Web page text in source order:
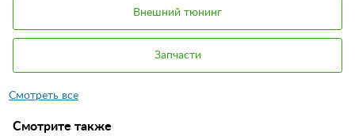
Внешний тюнинг
Запчасти
Смотрите также